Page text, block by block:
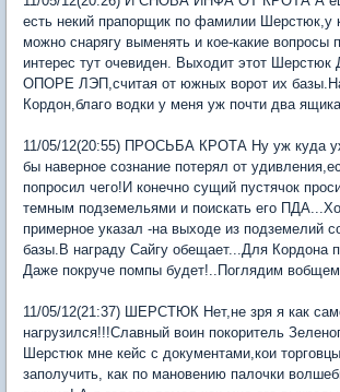
есть некий прапорщик по фамилии Шерстюк,у
можно снарягу выменять и кое-какие вопросы
интерес тут очевиден. Выходит этот
ОПОРЕ ЛЭП,считая от южных ворот их
Кордон,благо водки у меня уж почти два
11/05/12(20:55) ПРОСЬБА КРОТА Ну уж куда
бы наверное сознание потерял от
попросил чего!И конечно сущий пустячок
темным подземельями и поискать его
примерное указал -на выходе из подземелий
базы.В награду Сайгу обещает...Для Кордона
Даже покруче помпы будет!..Поглядим
11/05/12(21:37) ШЕРСТЮК Нет,не зря я как
нагрузился!!!Славный воин покоритель
Шерстюк мне кейс с документами,кои
заполучить, как по мановению палочки